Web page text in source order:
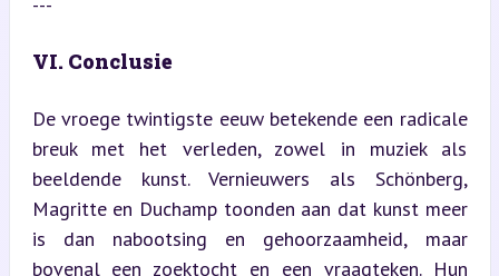
VI. Conclusie
De vroege twintigste eeuw betekende een radicale
breuk met het verleden, zowel in muziek als
beeldende kunst. Vernieuwers als Schönberg,
Magritte en Duchamp toonden aan dat kunst meer
is dan nabootsing en gehoorzaamheid, maar
bovenal een zoektocht en een vraagteken. Hun